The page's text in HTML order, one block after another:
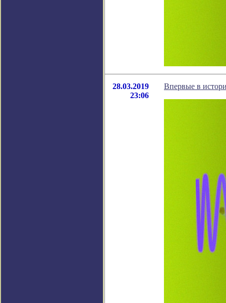
28.03.2019
23:06
Впервые в